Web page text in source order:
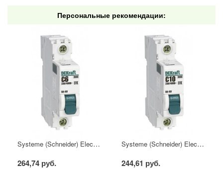
Персональные рекомендации:
Systeme (Schneider) Electric Автоматический выключатель DEKraft 1Р 6А х-ка C ВА-101 4,5кА
264,74 руб.
Systeme (Schneider) Electric Автоматический выключатель DEKraft 1Р 10А х-ка C ВА-101 4,5кА
244,61 руб.